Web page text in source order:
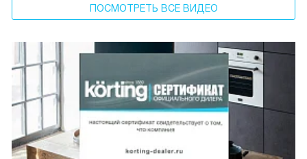
ПОСМОТРЕТЬ ВСЕ ВИДЕО